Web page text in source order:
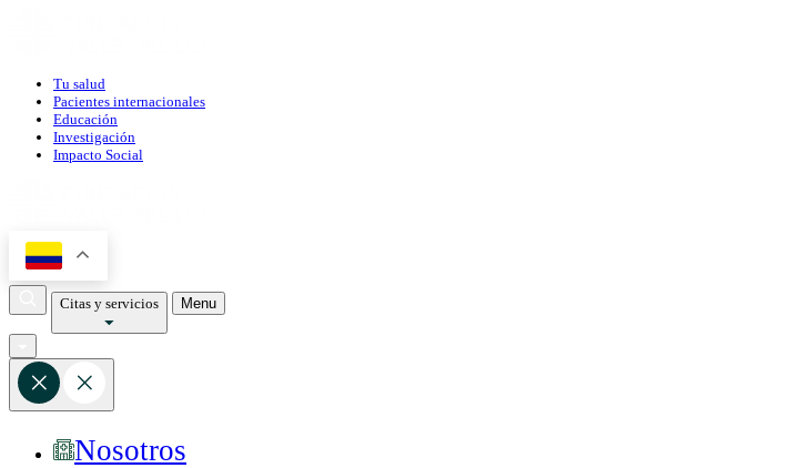
Tu salud
Pacientes internacionales
Educación
Investigación
Impacto Social
Citas y servicios Menu
Nosotros